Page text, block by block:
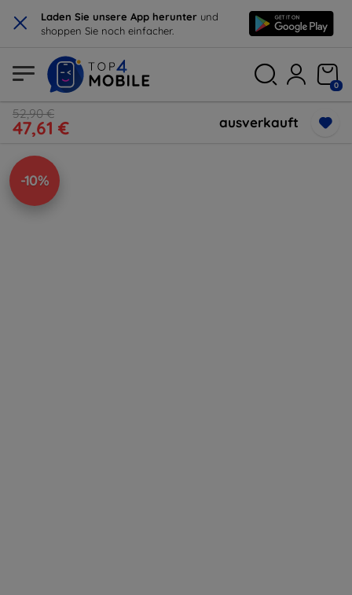
× Laden Sie unsere App herunter und
shoppen Sie noch einfacher.
0
52,90 €
47,61 € ausverkauft
-10%